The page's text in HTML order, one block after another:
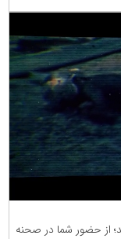
از حضور شما در صحنه